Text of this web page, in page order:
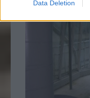
Data Deletion